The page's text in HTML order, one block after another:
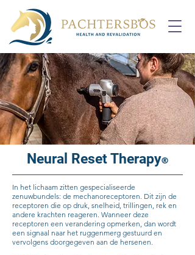
Neural Reset Therapy®
In het lichaam zitten gespecialiseerde
zenuwbundels: de mechanoreceptoren. Dit zijn de
receptoren die op druk, snelheid, trillingen, rek en
andere krachten reageren. Wanneer deze
receptoren een verandering opmerken, dan wordt
een signaal naar het ruggenmerg gestuurd en
vervolgens doorgegeven aan de hersenen.